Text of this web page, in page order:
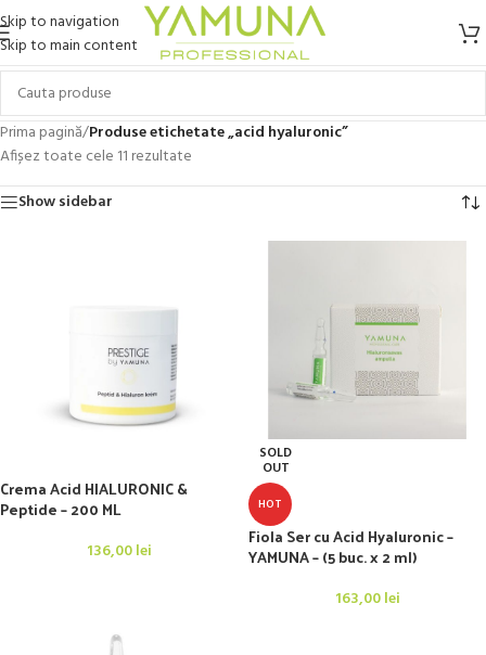
Skip to navigation
Skip to main content
Prima pagină/Produse etichetate „acid hyaluronic”
Afișez toate cele 11 rezultate
Show sidebar
Crema Acid HIALURONIC &
Peptide – 200 ML
136,00lei
SOLD
OUT
HOT
Fiola Ser cu Acid Hyaluronic –
YAMUNA – (5 buc. x 2 ml)
163,00lei